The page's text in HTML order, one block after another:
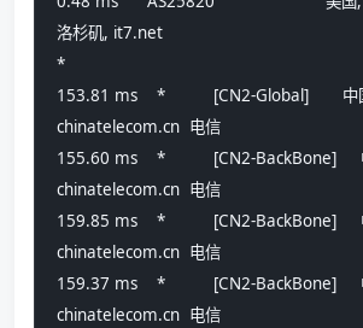
洛杉矶, it7.net
*
153.81 ms    *          [CN2-Global]       中
chinatelecom.cn  电信
155.60 ms    *          [CN2-BackBone]
chinatelecom.cn  电信
159.85 ms    *          [CN2-BackBone]
chinatelecom.cn  电信
159.37 ms    *          [CN2-BackBone]
chinatelecom.cn  电信